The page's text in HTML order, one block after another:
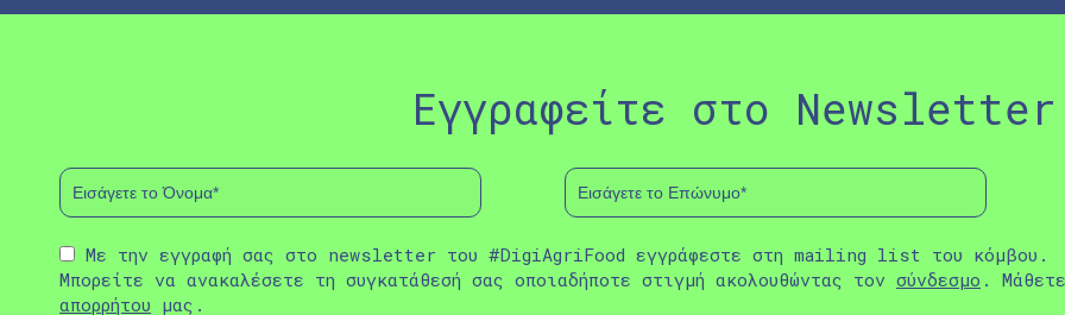
Εγγραφείτε στο
Με την εγγραφή σας στο newsletter του #DigiAgriFood εγγράφεστε στη mailing list του κόμβου.
Μπορείτε να ανακαλέσετε τη συγκατάθεσή σας οποιαδήποτε στιγμή ακολουθώντας τον σύνδεσμο .
απορρήτου μας.